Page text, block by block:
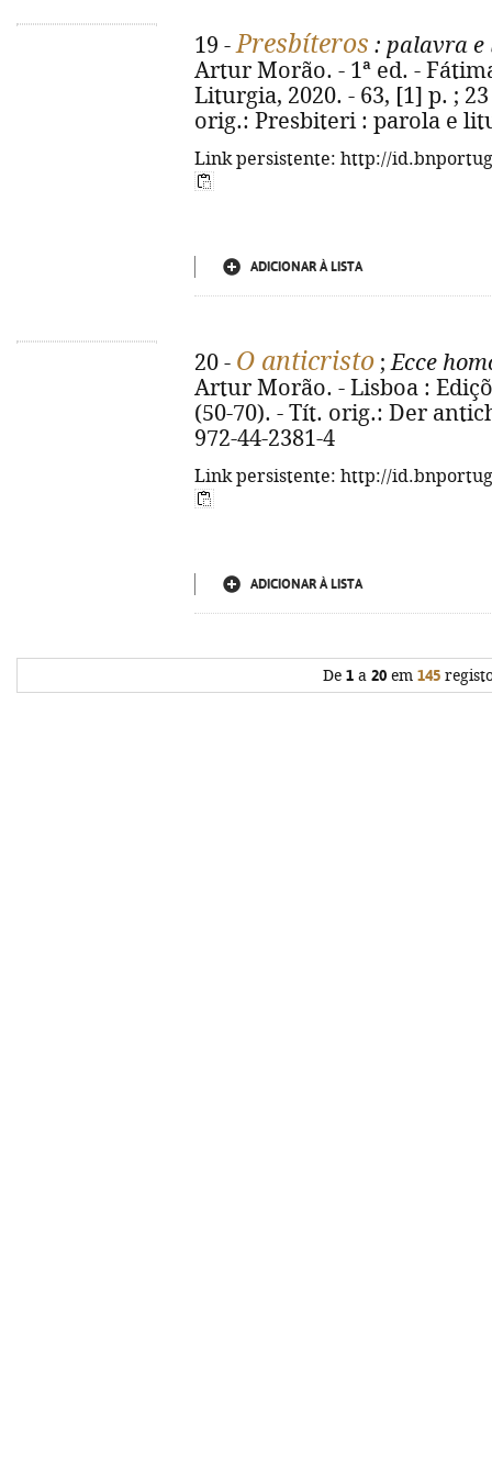
19 -Presbíteros : palavra
Artur Morão. - 1ª ed. -
Liturgia, 2020. - 63, [1] p. ;
orig.: Presbiteri : parola e
Link persistente: http://
ADICIONAR À LISTA
20 - O anticristo ;Ecce
Artur Morão. - Lisboa :
(50-70). - Tít. orig.: Der
972-44-2381-4
Link persistente: http://
ADICIONAR À LISTA
De 1 a 20 em 145